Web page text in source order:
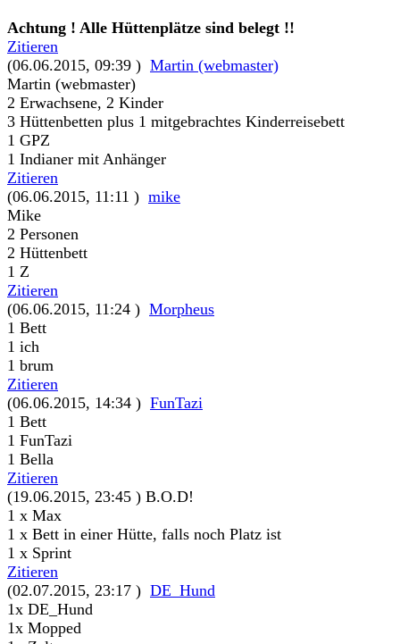
Achtung ! Alle Hüttenplätze sind belegt !!
Zitieren
(06.06.2015, 09:39 ) Martin (webmaster)
Martin (webmaster)
2 Erwachsene, 2 Kinder
3 Hüttenbetten plus 1 mitgebrachtes Kinderreisebett
1 GPZ
1 Indianer mit Anhänger
Zitieren
(06.06.2015, 11:11 ) mike
Mike
2 Personen
2 Hüttenbett
1 Z
Zitieren
(06.06.2015, 11:24 ) Morpheus
1 Bett
1 ich
1 brum
Zitieren
(06.06.2015, 14:34 ) FunTazi
1 Bett
1 FunTazi
1 Bella
Zitieren
(19.06.2015, 23:45 ) B.O.D!
1 x Max
1 x Bett in einer Hütte, falls noch Platz ist
1 x Sprint
Zitieren
(02.07.2015, 23:17 ) DE_Hund
1x DE_Hund
1x Mopped